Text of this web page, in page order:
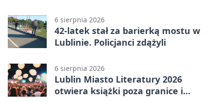
6 sierpnia 2026
42-latek stał za barierką mostu w
Lublinie. Policjanci zdążyli
6 sierpnia 2026
Lublin Miasto Literatury 2026
otwiera książki poza granice i